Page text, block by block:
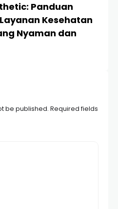
Panduan
Kesehatan
Nyaman dan
be published. Required fields